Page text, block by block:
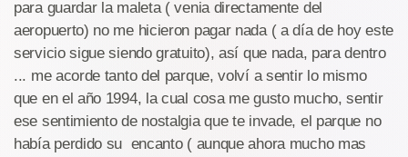
para guardar la maleta ( venia directamente del
aeropuerto) no me hicieron pagar nada ( a día de hoy este
servicio sigue siendo gratuito), así que nada, para dentro
... me acorde tanto del parque, volví a sentir lo mismo
que en el año 1994, la cual cosa me gusto mucho, sentir
ese sentimiento de nostalgia que te invade, el parque no
había perdido su encanto ( aunque ahora mucho mas